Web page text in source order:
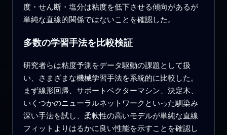
度・せん断・塩分は粘度を低下させる傾向があるが
単純な直線的関係ではないことを確認した。
多数の学習手法を比較検証
研究者らは粘度予測をデータ駆動の課題として扱
い、さまざまな機械学習手法を系統的に比較した。
まず線形回帰、サポートベクターマシン、決定木、
いくつかのニューラルネットワークといった馴染み
深い手法を試し、柔軟性の高いモデルが単純な直線
フィットよりはるかに良い性能を示すことを確認し